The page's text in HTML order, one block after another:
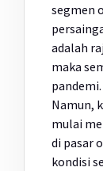
segmen
adalah
maka
Namun,
mulai
di pasar
kondisi